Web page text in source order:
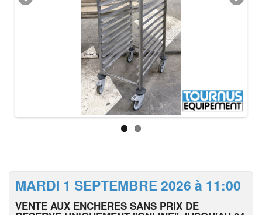
MARDI 1 SEPTEMBRE 2026 à 11:00
VENTE AUX ENCHERES SANS PRIX DE